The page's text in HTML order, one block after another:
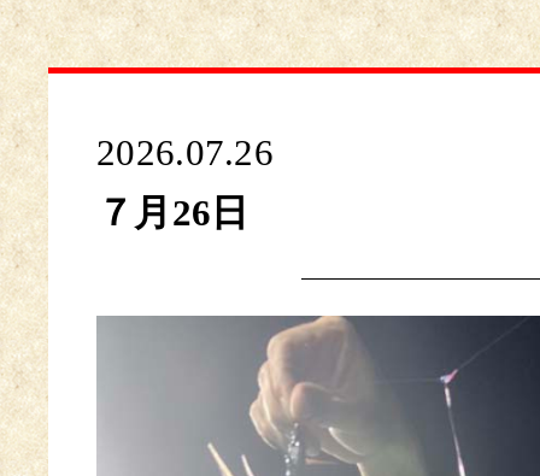
2026.07.26
７月26日